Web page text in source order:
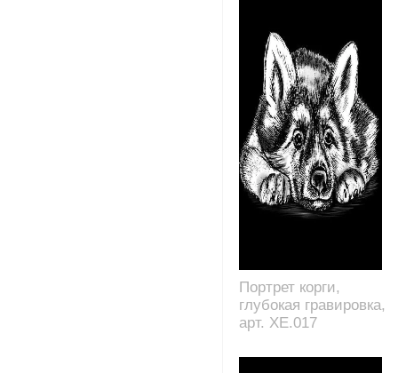
Портрет корги,
глубокая гравировка,
арт. XE.017